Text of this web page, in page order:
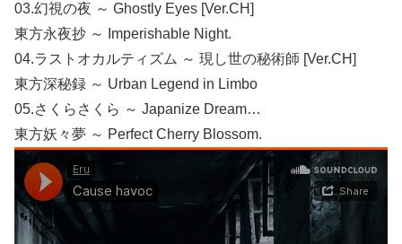
03.幻視の夜 ～ Ghostly Eyes [Ver.CH]
東方永夜抄 ～ Imperishable Night.
04.ラストオカルティズム ～ 現し世の秘術師 [Ver.CH]
東方深秘録 ～ Urban Legend in Limbo
05.さくらさくら ～ Japanize Dream…
東方妖々夢 ～ Perfect Cherry Blossom.